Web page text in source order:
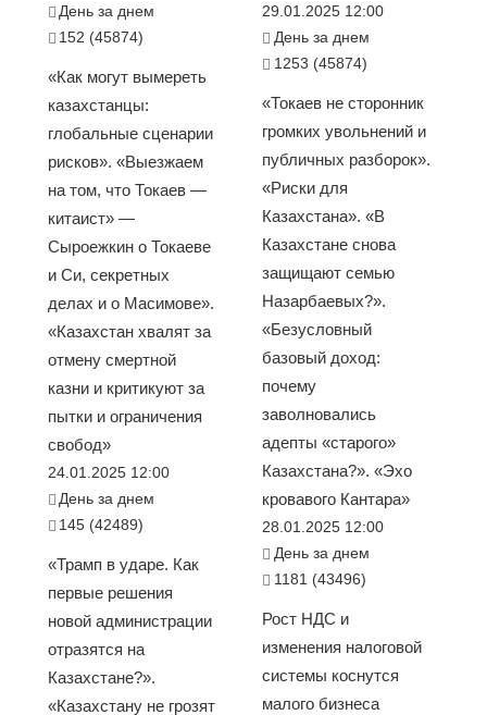
День за днем
152 (45874)
«Как могут вымереть
казахстанцы:
глобальные сценарии
рисков». «Выезжаем
на том, что Токаев —
китаист» —
Сыроежкин о Токаеве
и Си, секретных
делах и о Масимове».
«Казахстан хвалят за
отмену смертной
казни и критикуют за
пытки и ограничения
свобод»
24.01.2025 12:00
День за днем
145 (42489)
«Трамп в ударе. Как
первые решения
новой администрации
отразятся на
Казахстане?».
«Казахстану не грозят
29.01.2025 12:00
День за днем
1253 (45874)
«Токаев не сторонник
громких увольнений и
публичных разборок».
«Риски для
Казахстана». «В
Казахстане снова
защищают семью
Назарбаевых?».
«Безусловный
базовый доход:
почему
заволновались
адепты «старого»
Казахстана?». «Эхо
кровавого Кантара»
28.01.2025 12:00
День за днем
1181 (43496)
Рост НДС и
изменения налоговой
системы коснутся
малого бизнеса